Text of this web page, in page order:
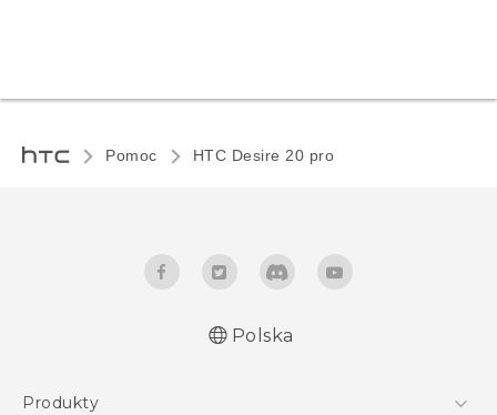
Pomoc ‎HTC Desire 20 pro‎
Polska
Produkty